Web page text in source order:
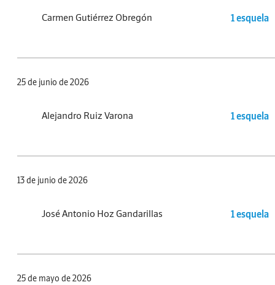
Carmen Gutiérrez Obregón 1 esquela
25 de junio de 2026
Alejandro Ruiz Varona 1 esquela
13 de junio de 2026
José Antonio Hoz Gandarillas 1 esquela
25 de mayo de 2026